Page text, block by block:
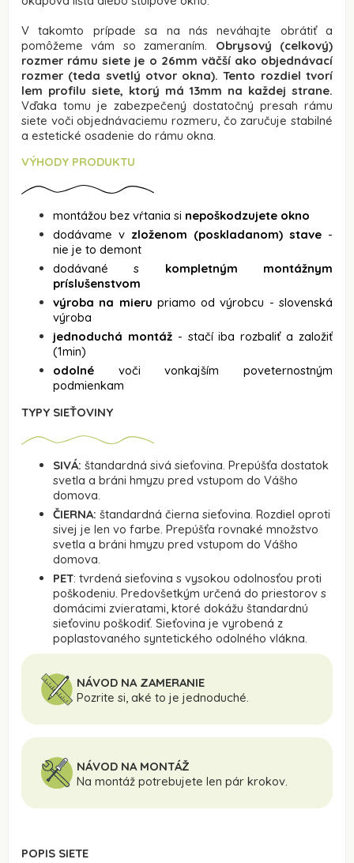
V takomto prípade sa na nás neváhajte obrátiť a
pomôžeme vám so zameraním. Obrysový (celkový)
rozmer rámu siete je o 26mm väčší ako objednávací
rozmer (teda svetlý otvor okna). Tento rozdiel tvorí
lem profilu siete, ktorý má 13mm na každej strane.
Vďaka tomu je zabezpečený dostatočný presah rámu
siete voči objednávaciemu rozmeru, čo zaručuje stabilné
a estetické osadenie do rámu okna.
VÝHODY PRODUKTU
montážou bez vŕtania si nepoškodzujete okno
dodávame v zloženom (poskladanom) stave -
nie je to demont
dodávané s kompletným montážnym
príslušenstvom
výroba na mieru priamo od výrobcu - slovenská
výroba
jednoduchá montáž- stačí iba rozbaliť a založiť
(1min)
odolné voči vonkajším poveternostným
podmienkam
TYPY SIEŤOVINY
SIVÁ: štandardná sivá sieťovina. Prepúšťa dostatok
svetla a bráni hmyzu pred vstupom do Vášho
domova.
ČIERNA: štandardná čierna sieťovina. Rozdiel oproti
sivej je len vo farbe. Prepúšťa rovnaké množstvo
svetla a bráni hmyzu pred vstupom do Vášho
domova.
PET: tvrdená sieťovina s vysokou odolnosťou proti
poškodeniu. Predovšetkým určená do priestorov s
domácimi zvieratami, ktoré dokážu štandardnú
sieťovinu poškodiť. Sieťovina je vyrobená z
poplastovaného syntetického odolného vlákna.
NÁVOD NA ZAMERANIE
Pozrite si, aké to je jednoduché.
NÁVOD NA MONTÁŽ
Na montáž potrebujete len pár krokov.
POPIS SIETE